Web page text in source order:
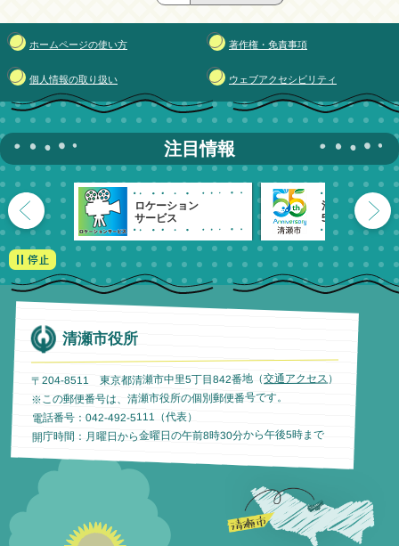
ホームページの使い方 著作権・免責事項
個人情報の取り扱い ウェブアクセシビリティ
注目情報
ロケーション
サービス
清瀬市
55周年記念
清瀬市役所
〒204-8511 東京都清瀬市中里5丁目842番地（交通アクセス ）
※この郵便番号は、清瀬市役所の個別郵便番号です。
電話番号：042-492-5111（代表）
開庁時間：月曜日から金曜日の午前8時30分から午後5時まで